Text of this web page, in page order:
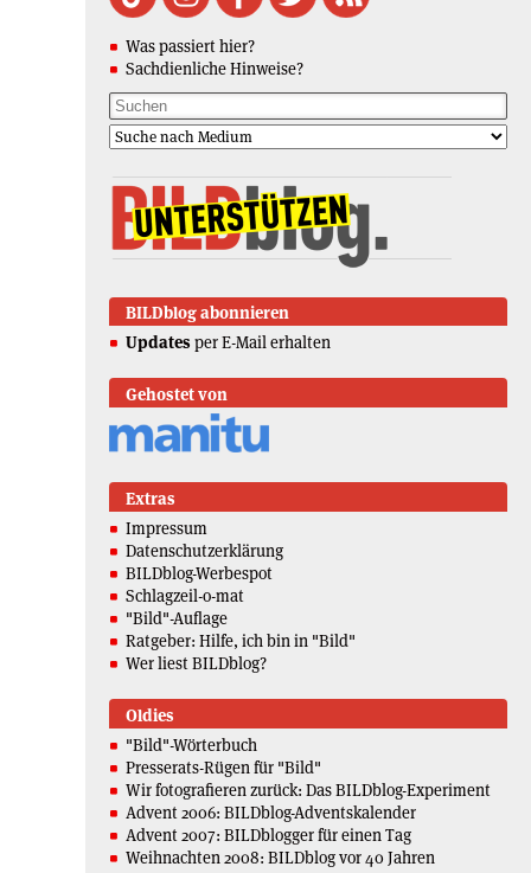
Was passiert hier?
Sachdienliche Hinweise?
BILDblog abonnieren
Updates per E-Mail erhalten
Gehostet von
Extras
Impressum
Datenschutzerklärung
BILDblog-Werbespot
Schlagzeil-o-mat
"Bild"-Auflage
Ratgeber: Hilfe, ich bin in "Bild"
Wer liest BILDblog?
Oldies
"Bild"-Wörterbuch
Presserats-Rügen für "Bild"
Wir fotografieren zurück: Das BILDblog-Experiment
Advent 2006: BILDblog-Adventskalender
Advent 2007: BILDblogger für einen Tag
Weihnachten 2008: BILDblog vor 40 Jahren